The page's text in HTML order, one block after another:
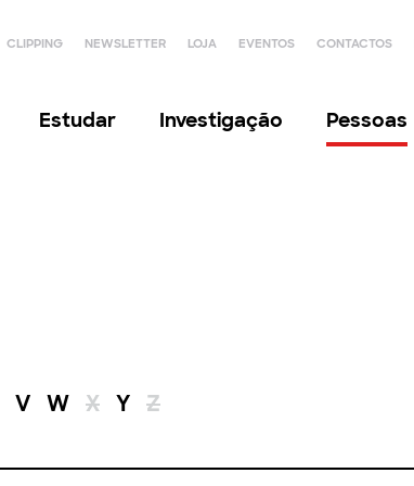
CLIPPING NEWSLETTER LOJA EVENTOS CONTACTOS
Estudar Investigação Pessoas
V W X Y Z